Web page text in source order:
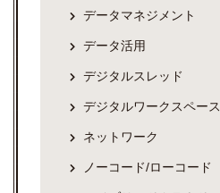
データマネジメント
データ活用
デジタルスレッド
デジタルワークスペース
ネットワーク
ノーコード/ローコード